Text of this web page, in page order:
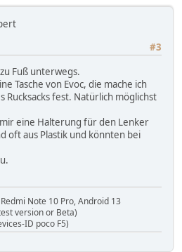
#3
Fuß unterwegs.
Tasche von Evoc, die mache ich
fest. Natürlich möglichst
eine Halterung für den Lenker
oft aus Plastik und könnten bei
Note 10 Pro, Android 13
version or Beta)
ID poco F5)